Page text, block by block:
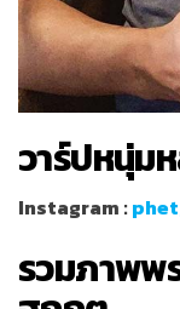
วาร์ปหนุ่ม
Instagram :
รวมภาพพ